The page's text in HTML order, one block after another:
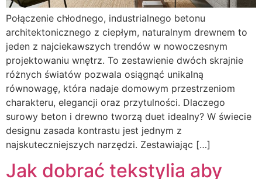
Połączenie chłodnego, industrialnego betonu
architektonicznego z ciepłym, naturalnym drewnem to
jeden z najciekawszych trendów w nowoczesnym
projektowaniu wnętrz. To zestawienie dwóch skrajnie
różnych światów pozwala osiągnąć unikalną
równowagę, która nadaje domowym przestrzeniom
charakteru, elegancji oraz przytulności. Dlaczego
surowy beton i drewno tworzą duet idealny? W świecie
designu zasada kontrastu jest jednym z
najskuteczniejszych narzędzi. Zestawiając […]
Jak dobrać tekstylia aby